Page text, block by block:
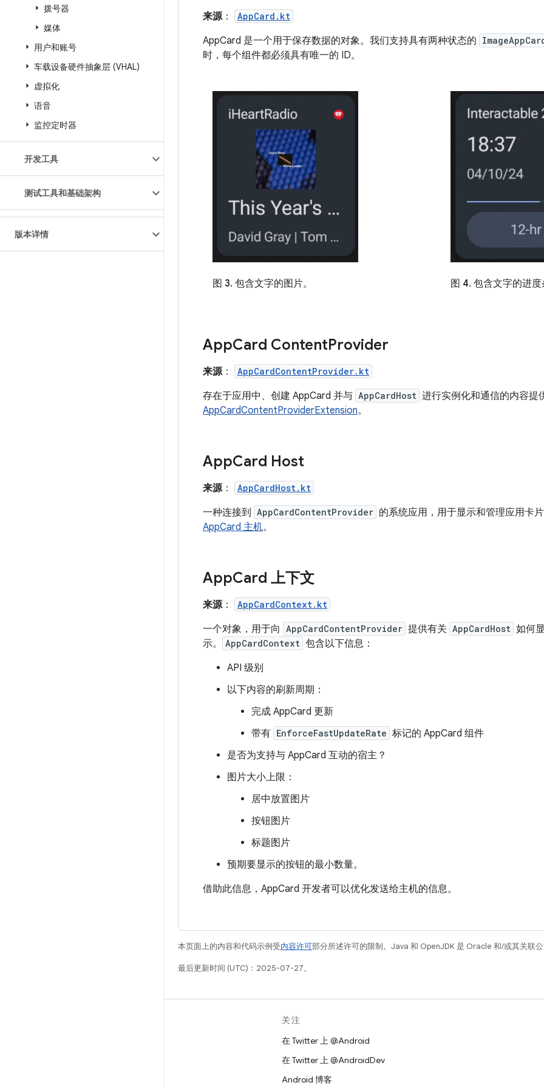
拨号器
媒体
用户和账号
车载设备硬件抽象层 (VHAL)
虚拟化
语音
监控定时器
开发工具
测试工具和基础架构
版本详情
来源： AppCard.kt
AppCard 是一个用于保存数据的对象。我们支持具有两种状态的
时，每个组件都必须具有唯一的 ID。
图 3. 包含文字的图片。 图 4. 包含文字的进度
AppCard ContentProvider
来源： AppCardContentProvider.kt
存在于应用中、创建 AppCard 并与 AppCardHost 进行实例化和通信的内容提
AppCardContentProviderExtension。
AppCard Host
来源： AppCardHost.kt
一种连接到 AppCardContentProvider 的系统应用，用于显示和管理应用卡
AppCard 主机。
AppCard 上下文
来源： AppCardContext.kt
一个对象，用于向 AppCardContentProvider 提供有关 AppCardHost 如何
示。
AppCardContext 包含以下信息：
API 级别
以下内容的刷新周期：
完成 AppCard 更新
带有 EnforceFastUpdateRate 标记的 AppCard 组件
是否为支持与 AppCard 互动的宿主？
图片大小上限：
居中放置图片
按钮图片
标题图片
预期要显示的按钮的最小数量。
借助此信息，AppCard 开发者可以优化发送给主机的信息。
本页面上的内容和代码示例受内容许可部分所述许可的限制。Java 和 OpenJDK 是 Oracle 和/或其关联公
最后更新时间 (UTC)：2025-07-27。
关注
在 Twitter 上 @Android
在 Twitter 上 @AndroidDev
Android 博客